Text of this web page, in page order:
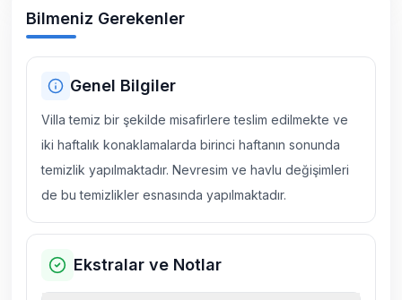
Bilmeniz Gerekenler
Genel Bilgiler
Villa temiz bir şekilde misafirlere teslim edilmekte ve
iki haftalık konaklamalarda birinci haftanın sonunda
temizlik yapılmaktadır. Nevresim ve havlu değişimleri
de bu temizlikler esnasında yapılmaktadır.
Ekstralar ve Notlar